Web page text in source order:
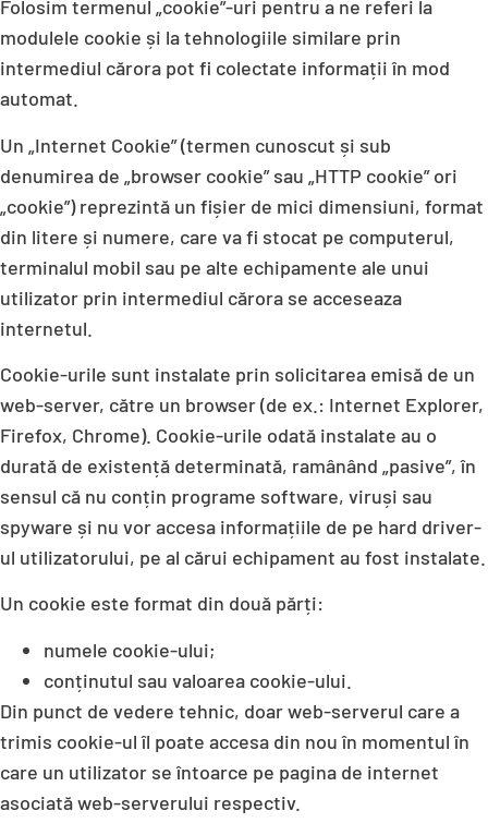
Folosim termenul „cookie”-uri pentru a ne referi la
modulele cookie și la tehnologiile similare prin
intermediul cărora pot fi colectate informații în mod
automat.
Un „Internet Cookie” (termen cunoscut și sub
denumirea de „browser cookie” sau „HTTP cookie” ori
„cookie”) reprezintă un fișier de mici dimensiuni, format
din litere și numere, care va fi stocat pe computerul,
terminalul mobil sau pe alte echipamente ale unui
utilizator prin intermediul cărora se acceseaza
internetul.
Cookie-urile sunt instalate prin solicitarea emisă de un
web-server, către un browser (de ex.: Internet Explorer,
Firefox, Chrome). Cookie-urile odată instalate au o
durată de existență determinată, ramânând „pasive”, în
sensul că nu conțin programe software, viruși sau
spyware și nu vor accesa informațiile de pe hard driver-
ul utilizatorului, pe al cărui echipament au fost instalate.
Un cookie este format din două părți:
numele cookie-ului;
conținutul sau valoarea cookie-ului.
Din punct de vedere tehnic, doar web-serverul care a
trimis cookie-ul îl poate accesa din nou în momentul în
care un utilizator se întoarce pe pagina de internet
asociată web-serverului respectiv.